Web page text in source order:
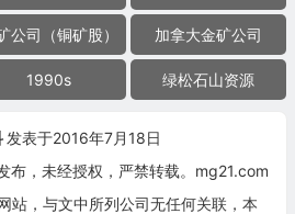
公司（铜矿股） 加拿大金矿公司
1990s 绿松石山资源
发表于2016年7月18日
布，未经授权，严禁转载。mg21.com
站，与文中所列公司无任何关联，本